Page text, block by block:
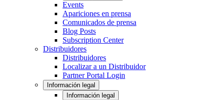
Events
Apariciones en prensa
Comunicados de prensa
Blog Posts
Subscription Center
Distribuidores
Distribuidores
Localizar a un Distribuidor
Partner Portal Login
Información legal
Información legal